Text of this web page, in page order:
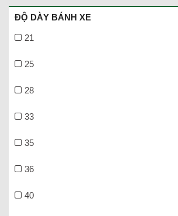
ĐỘ DÀY BÁNH XE
21
25
28
33
35
36
40